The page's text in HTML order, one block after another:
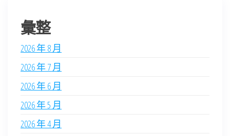
彙整
2026 年 8 月
2026 年 7 月
2026 年 6 月
2026 年 5 月
2026 年 4 月